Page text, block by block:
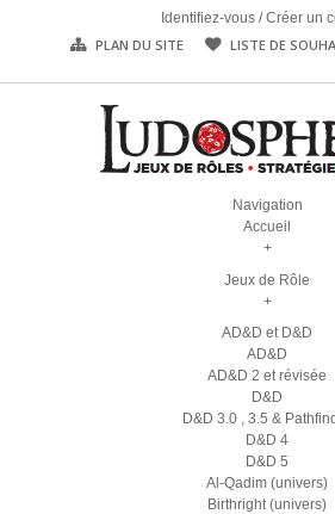
Identifiez-vous /Créer un
PLAN DU SITE LISTE DE
Navigation
Accueil
+
Jeux de Rôle
+
AD&D et D&D
AD&D
AD&D 2 et révisée
D&D
D&D 3.0 , 3.5 &
D&D 4
D&D 5
Al-Qadim (univers)
Birthright (univers)